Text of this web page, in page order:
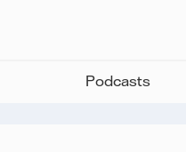
Podcasts